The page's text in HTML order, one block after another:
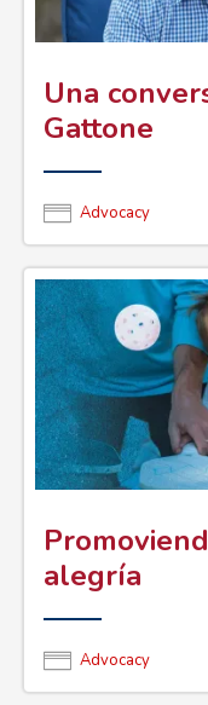
Una
Gattone
Advocacy
alegría
Advocacy